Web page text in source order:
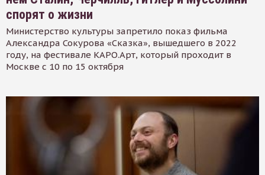
спорят о жизни
Министерство культуры запретило показ фильма
Александра Сокурова «Сказка», вышедшего в 2022
году, на фестивале КАРО.Арт, который проходит в
Москве с 10 по 15 октября